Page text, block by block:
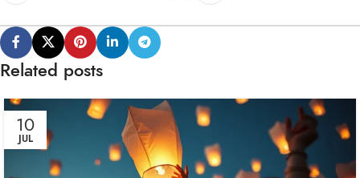
Related posts
10
JUL